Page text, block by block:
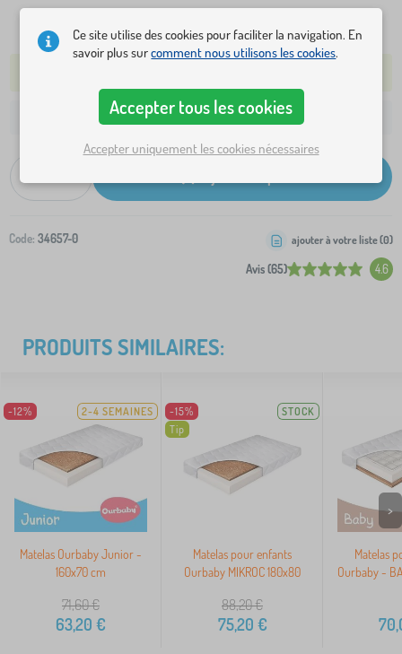
54,20 €
Livraison à votre adresse à partir de:
-
Code: 34657-0
Avis (65) 4.6
ajouter à votre liste (0)
PRODUITS SIMILAIRES:
-12% 2-4 SEMAINES
Matelas Ourbaby Junior -
160x70 cm
71,60€
63,20 €
-15%
Tip
STOCK
Matelas pour enfants
Ourbaby MIKROC 180x80
88,20€
75,20 €
Matelas
Ourbaby -
>
Ce site utilise des cookies pour faciliter la navigation. En
savoir plus surcomment nous utilisons les cookies.
Accepter tous les cookies
Accepter uniquement les cookies nécessaires